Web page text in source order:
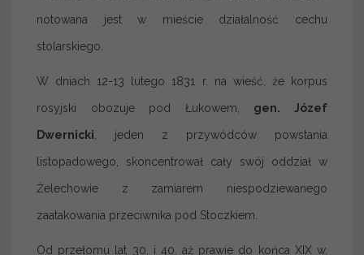
notowana jest w mieście działalność cechu
stolarskiego.
W dniach 12-13 lutego 1831 r. na wieść, że korpus
rosyjski obozuje pod Łukowem, gen. Józef
Dwernicki , jeden z przywódców powstania
listopadowego, skoncentrował cały swój oddział w
Żelechowie z zamiarem niespodziewanego
zaatakowania przeciwnika pod Stoczkiem.
Od przełomu lat 30. i 40. aż prawie do końca XIX w.